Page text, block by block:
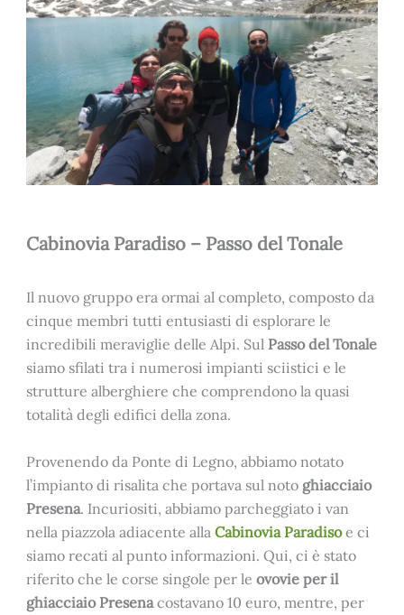
Cabinovia Paradiso – Passo del Tonale
Il nuovo gruppo era ormai al completo, composto da
cinque membri tutti entusiasti di esplorare le
incredibili meraviglie delle Alpi. Sul Passo del Tonale
siamo sfilati tra i numerosi impianti sciistici e le
strutture alberghiere che comprendono la quasi
totalità degli edifici della zona.
Provenendo da Ponte di Legno, abbiamo notato
l’impianto di risalita che portava sul noto ghiacciaio
Presena. Incuriositi, abbiamo parcheggiato i van
nella piazzola adiacente alla Cabinovia Paradisoe ci
siamo recati al punto informazioni. Qui, ci è stato
riferito che le corse singole per le ovovie per il
ghiacciaio Presenacostavano 10 euro, mentre, per